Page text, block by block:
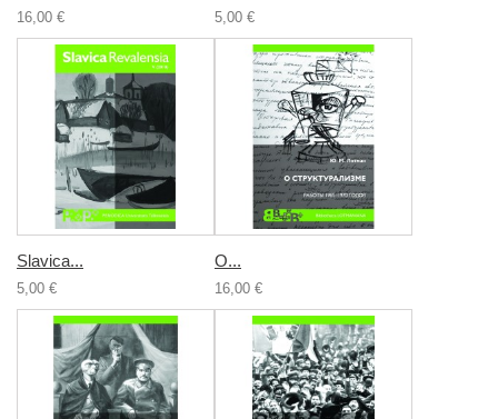
16,00 € 5,00 €
Slavica...
5,00 €
О...
16,00 €